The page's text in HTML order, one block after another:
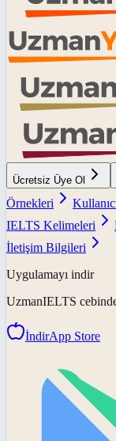
Ücretsiz Üye Ol
Örnekleri
IELTS Kelimeleri
İletişim Bilgileri
Uygulamayı indir
UzmanIELTS
İndirApp Store